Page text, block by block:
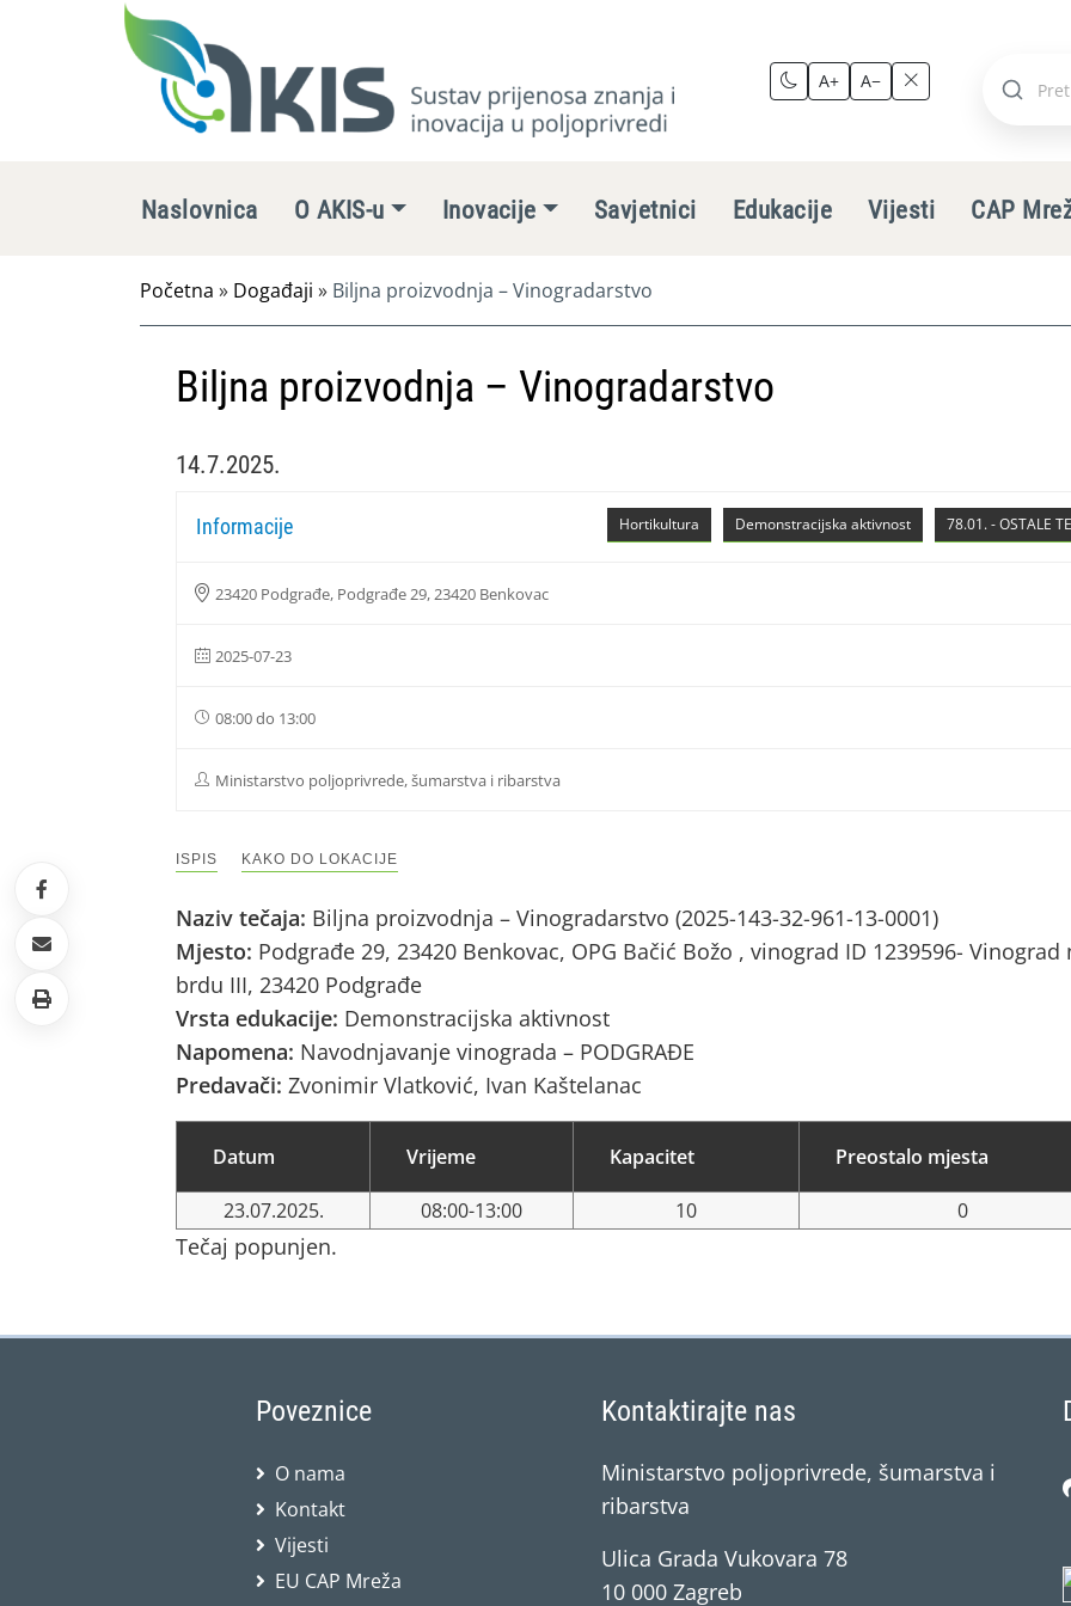
A+ A−
Pretraži
Naslovnica O AKIS-u Inovacije Savjetnici Edukacije Vijesti CAP
Početna » Događaji » Biljna proizvodnja – Vinogradarstvo
Biljna proizvodnja – Vinogradarstvo
14.7.2025.
78.01. - OSTALE
Demonstracijska aktivnost
Hortikultura
Informacije
23420 Podgrađe, Podgrađe 29, 23420 Benkovac
2025-07-23
08:00 do 13:00
Ministarstvo poljoprivrede, šumarstva i ribarstva
ISPIS KAKO DO LOKACIJE
Naziv tečaja: Biljna proizvodnja – Vinogradarstvo (2025-143-32-961-13-0001)
Mjesto: Podgrađe 29, 23420 Benkovac, OPG Bačić Božo , vinograd ID 1239596- Vinograd
brdu III, 23420 Podgrađe
Vrsta edukacije: Demonstracijska aktivnost
Napomena: Navodnjavanje vinograda – PODGRAĐE
Predavači: Zvonimir Vlatković, Ivan Kaštelanac
Datum Vrijeme Kapacitet Preostalo mjesta
23.07.2025. 08:00-13:00 10 0
Tečaj popunjen.
Poveznice
O nama
Kontakt
Vijesti
EU CAP Mreža
Kontaktirajte nas
Ministarstvo poljoprivrede, šumarstva i
ribarstva
Ulica Grada Vukovara 78
10 000 Zagreb